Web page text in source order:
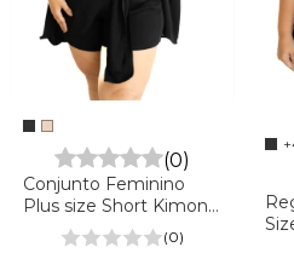
Gire a roleta e
(0)
Conjunto Feminino
Plus size Short Kimono
e Cropped - Mariana
(0)